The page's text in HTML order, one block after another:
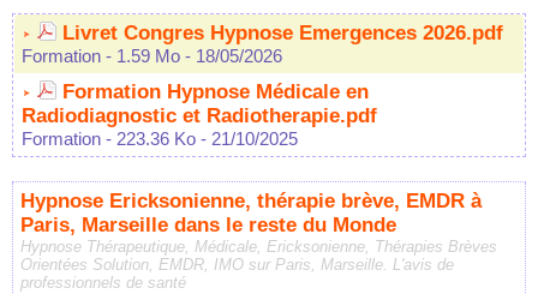
Livret Congres Hypnose Emergences 2026.pdf
Formation - 1.59 Mo - 18/05/2026
Formation Hypnose Médicale en
Radiodiagnostic et Radiotherapie.pdf
Formation - 223.36 Ko - 21/10/2025
Hypnose Ericksonienne, thérapie brève, EMDR à
Paris, Marseille dans le reste du Monde
Hypnose Thérapeutique, Médicale, Ericksonienne, Thérapies Brèves
Orientées Solution, EMDR, IMO sur Paris, Marseille. L'avis de
professionnels de santé